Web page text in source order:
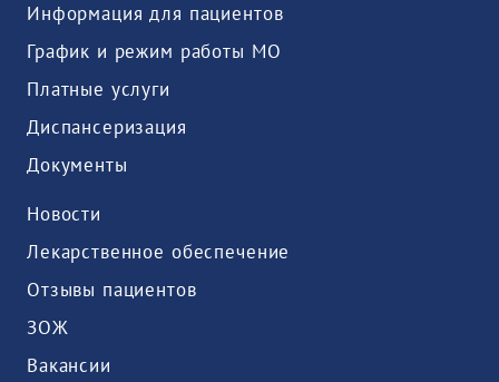
Информация для пациентов
График и режим работы МО
Платные услуги
Диспансеризация
Документы
Новости
Лекарственное обеспечение
Отзывы пациентов
ЗОЖ
Вакансии